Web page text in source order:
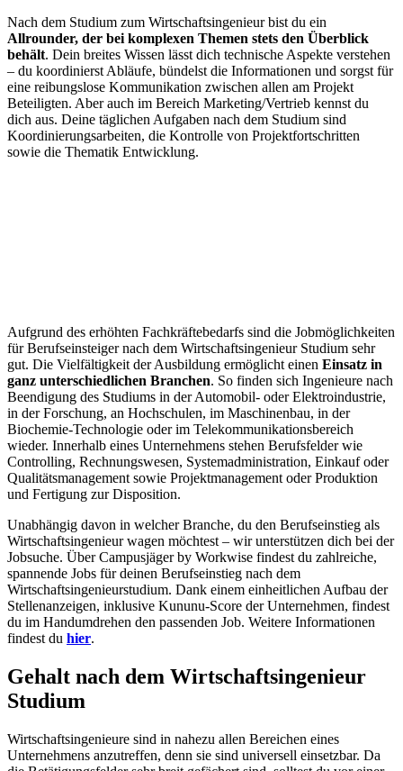
Nach dem Studium zum Wirtschaftsingenieur bist du ein
Allrounder, der bei komplexen Themen stets den Überblick
behält. Dein breites Wissen lässt dich technische Aspekte verstehen
– du koordinierst Abläufe, bündelst die Informationen und sorgst für
eine reibungslose Kommunikation zwischen allen am Projekt
Beteiligten. Aber auch im Bereich Marketing/Vertrieb kennst du
dich aus. Deine täglichen Aufgaben nach dem Studium sind
Koordinierungsarbeiten, die Kontrolle von Projektfortschritten
sowie die Thematik Entwicklung.
Aufgrund des erhöhten Fachkräftebedarfs sind die Jobmöglichkeiten
für Berufseinsteiger nach dem Wirtschaftsingenieur Studium sehr
gut. Die Vielfältigkeit der Ausbildung ermöglicht einen Einsatz in
ganz unterschiedlichen Branchen. So finden sich Ingenieure nach
Beendigung des Studiums in der Automobil- oder Elektroindustrie,
in der Forschung, an Hochschulen, im Maschinenbau, in der
Biochemie-Technologie oder im Telekommunikationsbereich
wieder. Innerhalb eines Unternehmens stehen Berufsfelder wie
Controlling, Rechnungswesen, Systemadministration, Einkauf oder
Qualitätsmanagement sowie Projektmanagement oder Produktion
und Fertigung zur Disposition.
Unabhängig davon in welcher Branche, du den Berufseinstieg als
Wirtschaftsingenieur wagen möchtest – wir unterstützen dich bei der
Jobsuche. Über Campusjäger by Workwise findest du zahlreiche,
spannende Jobs für deinen Berufseinstieg nach dem
Wirtschaftsingenieurstudium. Dank einem einheitlichen Aufbau der
Stellenanzeigen, inklusive Kununu-Score der Unternehmen, findest
du im Handumdrehen den passenden Job. Weitere Informationen
findest du hier.
Gehalt nach dem Wirtschaftsingenieur
Studium
Wirtschaftsingenieure sind in nahezu allen Bereichen eines
Unternehmens anzutreffen, denn sie sind universell einsetzbar. Da